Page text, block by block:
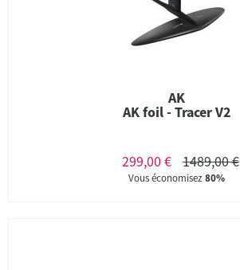
AK
AK foil - Tracer V2
299,00 € 1489,00 €
Vous économisez80%